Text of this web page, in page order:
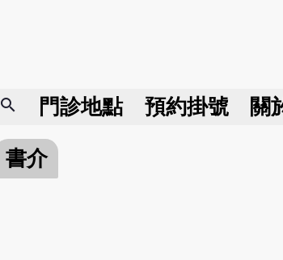
search 門診地點 預約掛號 關
書介